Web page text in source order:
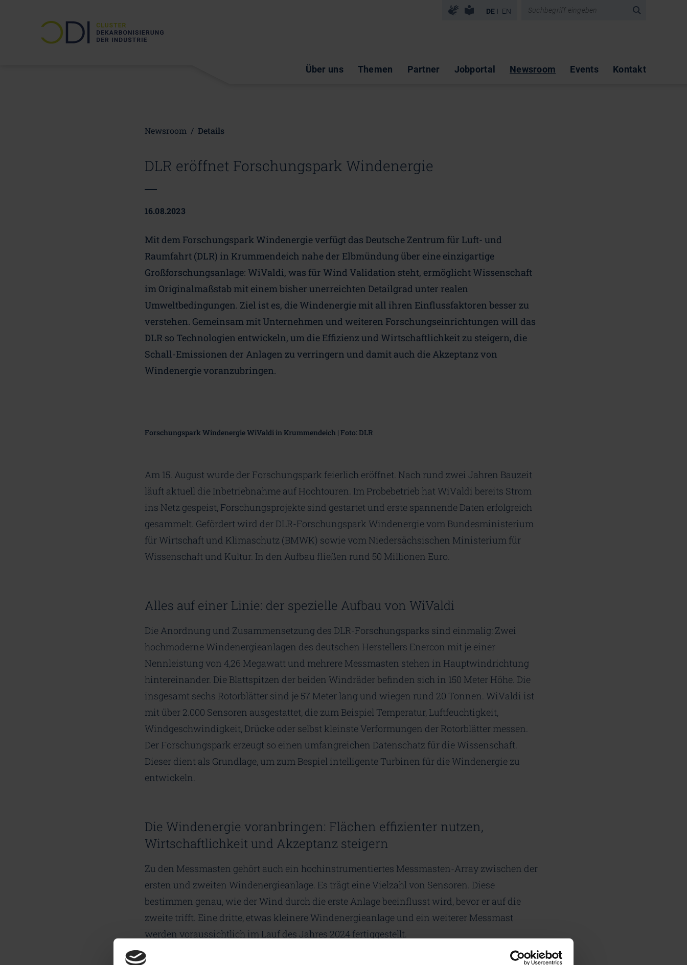
Navigation überspringen
DE EN
Navigation überspringen
Über uns Themen Partner Jobportal Newsroom Events Kontakt
Newsroom / Details
DLR eröffnet Forschungspark Windenergie
16.08.2023
Mit dem Forschungspark Windenergie verfügt das Deutsche Zentrum für Luft- und
Raumfahrt (DLR) in Krummendeich nahe der Elbmündung über eine einzigartige
Großforschungsanlage: WiValdi, was für Wind Validation steht, ermöglicht Wissenschaft
im Originalmaßstab mit einem bisher unerreichten Detailgrad unter realen
Umweltbedingungen. Ziel ist es, die Windenergie mit all ihren Einflussfaktoren besser zu
verstehen. Gemeinsam mit Unternehmen und weiteren Forschungseinrichtungen will das
DLR so Technologien entwickeln, um die Effizienz und Wirtschaftlichkeit zu steigern, die
Schall-Emissionen der Anlagen zu verringern und damit auch die Akzeptanz von
Windenergie voranzubringen.
Forschungspark Windenergie WiValdi in Krummendeich | Foto: DLR
Am 15. August wurde der Forschungspark feierlich eröffnet. Nach rund zwei Jahren Bauzeit
läuft aktuell die Inbetriebnahme auf Hochtouren. Im Probebetrieb hat WiValdi bereits Strom
ins Netz gespeist, Forschungsprojekte sind gestartet und erste spannende Daten erfolgreich
gesammelt. Gefördert wird der DLR-Forschungspark Windenergie vom Bundesministerium
für Wirtschaft und Klimaschutz (BMWK) sowie vom Niedersächsischen Ministerium für
Wissenschaft und Kultur. In den Aufbau fließen rund 50 Millionen Euro.
Alles auf einer Linie: der spezielle Aufbau von WiValdi
Die Anordnung und Zusammensetzung des DLR-Forschungsparks sind einmalig: Zwei
hochmoderne Windenergieanlagen des deutschen Herstellers Enercon mit je einer
Nennleistung von 4,26 Megawatt und mehrere Messmasten stehen in Hauptwindrichtung
hintereinander. Die Blattspitzen der beiden Windräder befinden sich in 150 Meter Höhe. Die
insgesamt sechs Rotorblätter sind je 57 Meter lang und wiegen rund 20 Tonnen. WiValdi ist
mit über 2.000 Sensoren ausgestattet, die zum Beispiel Temperatur, Luftfeuchtigkeit,
Windgeschwindigkeit, Drücke oder selbst kleinste Verformungen der Rotorblätter messen.
Der Forschungspark erzeugt so einen umfangreichen Datenschatz für die Wissenschaft.
Dieser dient als Grundlage, um zum Bespiel intelligente Turbinen für die Windenergie zu
entwickeln.
Die Windenergie voranbringen: Flächen effizienter nutzen,
Wirtschaftlichkeit und Akzeptanz steigern
Zu den Messmasten gehört auch ein hochinstrumentiertes Messmasten-Array zwischen der
ersten und zweiten Windenergieanlage. Es trägt eine Vielzahl von Sensoren. Diese
bestimmen genau, wie der Wind durch die erste Anlage beeinflusst wird, bevor er auf die
zweite trifft. Eine dritte, etwas kleinere Windenergieanlage und ein weiterer Messmast
werden voraussichtlich im Lauf des Jahres 2024 fertiggestellt.
Zur vollständigen Mitteilung: